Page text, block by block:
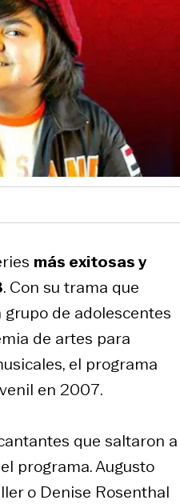
más exitosas y
. Con su trama que
de adolescentes
de artes para
el programa
en 2007.
que saltaron a
programa. Augusto
o Denise Rosenthal